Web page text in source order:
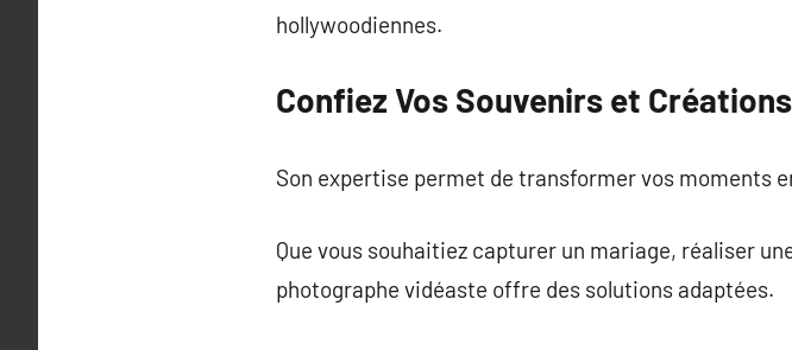
hollywoodiennes.
Confiez Vos Souvenirs et
Son expertise permet de transformer vos moments
Que vous souhaitiez capturer un mariage, réaliser
photographe vidéaste offre des solutions adaptées.